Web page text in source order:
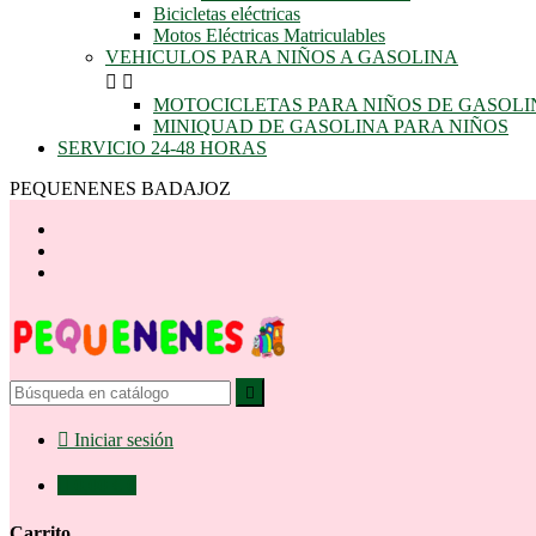
Bicicletas eléctricas
Motos Eléctricas Matriculables
VEHICULOS PARA NIÑOS A GASOLINA
 
MOTOCICLETAS PARA NIÑOS DE
MINIQUAD DE GASOLINA PARA NIÑOS
SERVICIO 24-48 HORAS
PEQUENENES BADAJOZ

 Iniciar sesión